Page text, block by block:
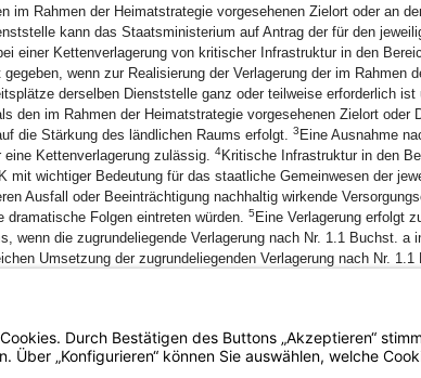
im Rahmen der Heimatstrategie vorgesehenen Zielort oder an
kann das Staatsministerium auf Antrag der für den
einer Kettenverlagerung von kritischer Infrastruktur in den
wenn zur Realisierung der Verlagerung der im Rahmen
derselben Dienststelle ganz oder teilweise erforderlich
den im Rahmen der Heimatstrategie vorgesehenen Zielort oder
die Stärkung des ländlichen Raums erfolgt. 3 Eine Ausnahme
Kettenverlagerung zulässig. 4Kritische Infrastruktur in den
mit wichtiger Bedeutung für das staatliche Gemeinwesen der
Ausfall oder Beeinträchtigung nachhaltig wirkende
Folgen eintreten würden. 5 Eine Verlagerung erfolgt
wenn die zugrundeliegende Verlagerung nach Nr. 1.1 Buchst. a
Umsetzung der zugrundeliegenden Verlagerung nach Nr.